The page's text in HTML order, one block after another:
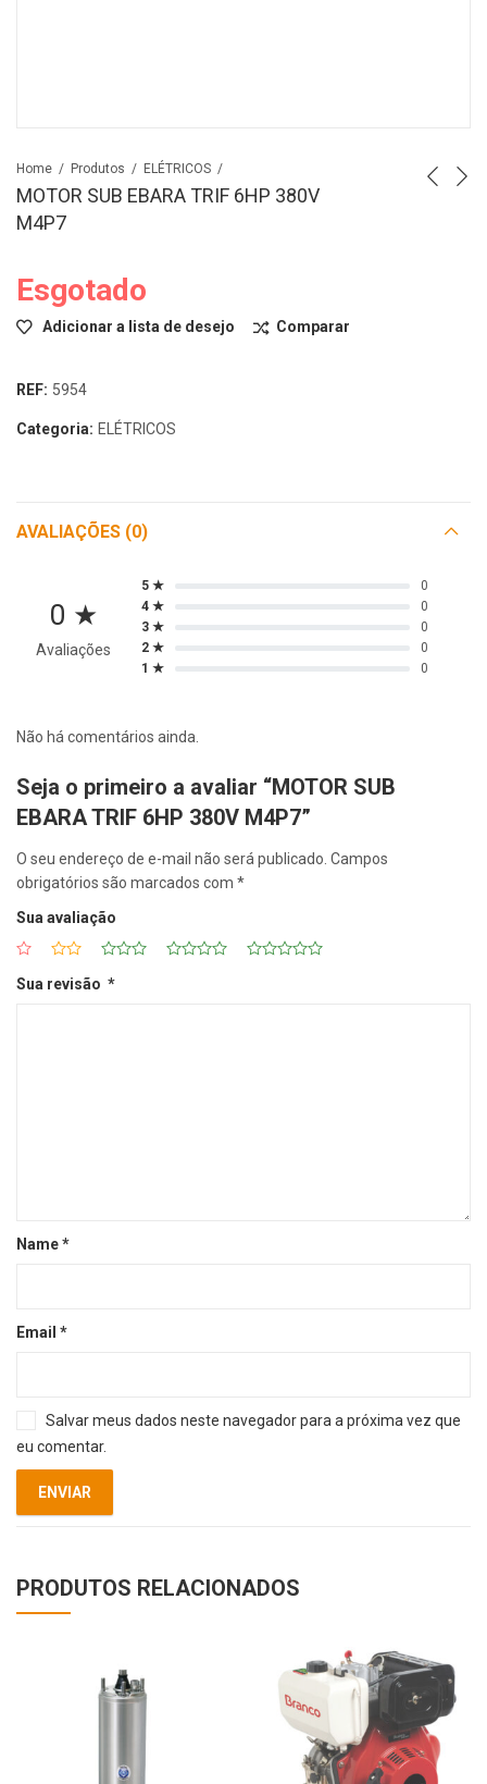
Home Produtos ELÉTRICOS
MOTOR SUB EBARA TRIF 6HP 380V
M4P7
Esgotado
Adicionar a lista de desejo Comparar
REF: 5954
Categoria: ELÉTRICOS
AVALIAÇÕES (0)
0 ★
Avaliações
5 ★
0
4 ★
0
3 ★
0
2 ★
0
1 ★
0
Não há comentários ainda.
Seja o primeiro a avaliar “MOTOR SUB
EBARA TRIF 6HP 380V M4P7”
O seu endereço de e-mail não será publicado. Campos
obrigatórios são marcados com *
Sua avaliação
Sua revisão *
Name*
Email *
Salvar meus dados neste navegador para a próxima vez que
eu comentar.
PRODUTOS RELACIONADOS